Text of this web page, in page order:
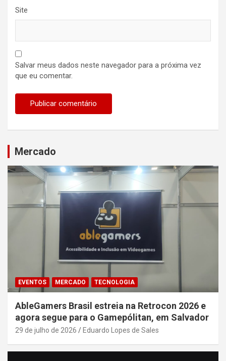
Site
Salvar meus dados neste navegador para a próxima vez
que eu comentar.
Mercado
EVENTOS MERCADO TECNOLOGIA
AbleGamers Brasil estreia na Retrocon 2026 e
agora segue para o Gamepólitan, em Salvador
29 de julho de 2026 Eduardo Lopes de Sales